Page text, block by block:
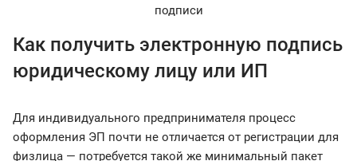
Как получить электронную подпись
юридическому лицу или ИП
Для индивидуального предпринимателя процесс
оформления ЭП почти не отличается от регистрации для
физлица — потребуется такой же минимальный пакет